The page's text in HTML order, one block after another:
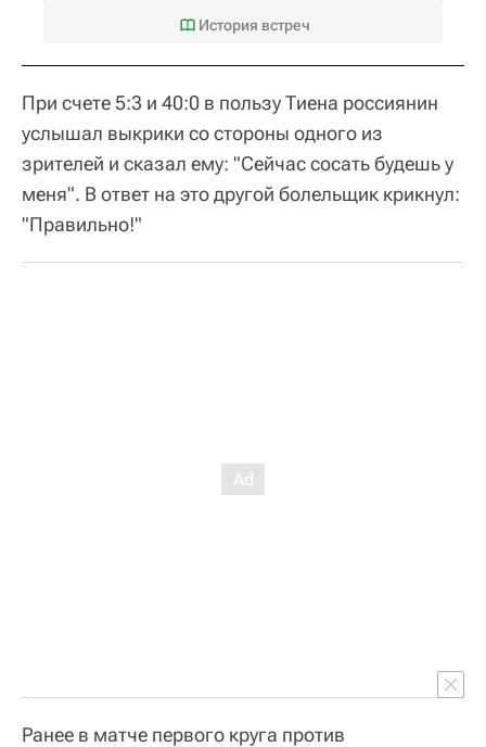
История встреч
При счете 5:3 и 40:0 в пользу Тиена россиянин
услышал выкрики со стороны одного из
зрителей и сказал ему: "Сейчас сосать будешь у
меня". В ответ на это другой болельщик крикнул:
"Правильно!"
Ранее в матче первого круга против